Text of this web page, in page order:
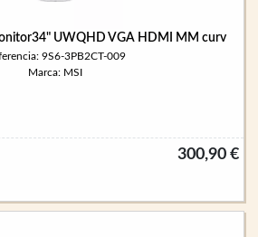
UWQHD VGA HDMI MM curv
9S6-3PB2CT-009
Marca: MSI
300,90 €